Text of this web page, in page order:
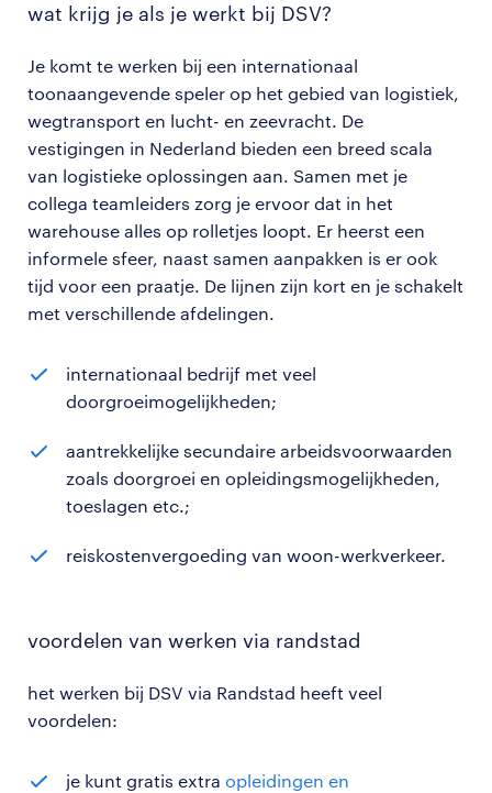
wat krijg je als je werkt bij DSV?
Je komt te werken bij een internationaal
toonaangevende speler op het gebied van logistiek,
wegtransport en lucht- en zeevracht. De
vestigingen in Nederland bieden een breed scala
van logistieke oplossingen aan. Samen met je
collega teamleiders zorg je ervoor dat in het
warehouse alles op rolletjes loopt. Er heerst een
informele sfeer, naast samen aanpakken is er ook
tijd voor een praatje. De lijnen zijn kort en je schakelt
met verschillende afdelingen.
internationaal bedrijf met veel
doorgroeimogelijkheden;
aantrekkelijke secundaire arbeidsvoorwaarden
zoals doorgroei en opleidingsmogelijkheden,
toeslagen etc.;
reiskostenvergoeding van woon-werkverkeer.
voordelen van werken via randstad
het werken bij DSV via Randstad heeft veel
voordelen:
je kunt gratis extra opleidingen en